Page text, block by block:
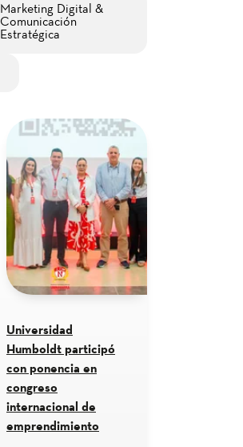
Marketing Digital &
Comunicación
Estratégica
Universidad
Humboldt participó
con ponencia en
congreso
internacional de
emprendimiento